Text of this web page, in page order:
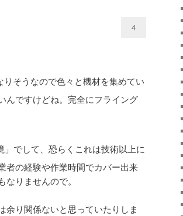
4
そうなので色々と機材を集めてい
んですけどね。完全にフライング
でして、恐らくこれは技術以上に
者の経験や作業時間でカバー出来
りませんので。
余り関係ないと思っていたりしま